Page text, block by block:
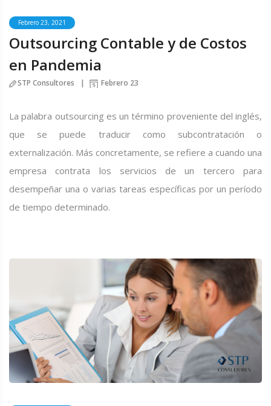
Febrero 23, 2021
Outsourcing Contable y de Costos
en Pandemia
STP Consultores Febrero 23
La palabra outsourcing es un término proveniente del inglés,
que se puede traducir como subcontratación o
externalización. Más concretamente, se refiere a cuando una
empresa contrata los servicios de un tercero para
desempeñar una o varias tareas específicas por un período
de tiempo determinado.